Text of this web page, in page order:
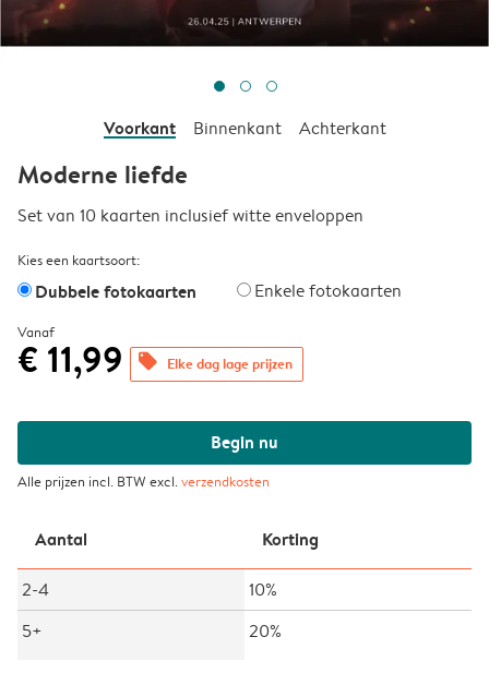
Voorkant Binnenkant Achterkant
Moderne liefde
Set van 10 kaarten inclusief witte enveloppen
Kies een kaartsoort:
Dubbele fotokaarten Enkele fotokaarten
Vanaf
€ 11,99 offers Elke dag lage prijzen
Begin nu
Alle prijzen incl. BTW excl.verzendkosten
Aantal Korting
2-4
10%
5+
20%